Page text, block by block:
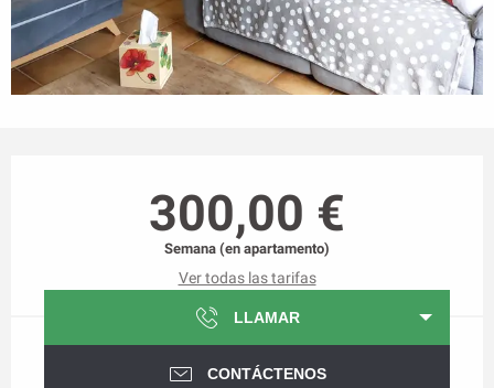
300,00 €
Semana (en apartamento)
Ver todas las tarifas
LLAMAR
CONTÁCTENOS